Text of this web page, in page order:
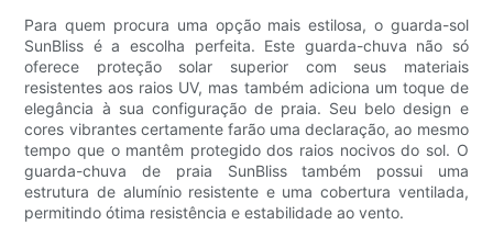
Para quem procura uma opção mais estilosa, o guarda-sol
SunBliss é a escolha perfeita. Este guarda-chuva não só
oferece proteção solar superior com seus materiais
resistentes aos raios UV, mas também adiciona um toque de
elegância à sua configuração de praia. Seu belo design e
cores vibrantes certamente farão uma declaração, ao mesmo
tempo que o mantêm protegido dos raios nocivos do sol. O
guarda-chuva de praia SunBliss também possui uma
estrutura de alumínio resistente e uma cobertura ventilada,
permitindo ótima resistência e estabilidade ao vento.